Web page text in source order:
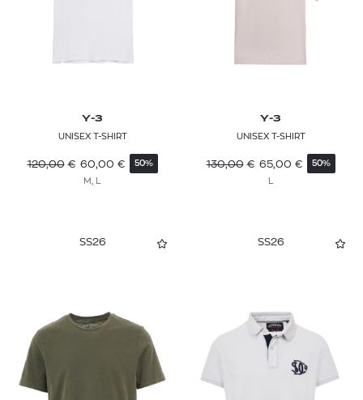
Y-3
UNISEX T-SHIRT
120,00 € 60,00 € 50%
M, L
Y-3
UNISEX T-SHIRT
130,00 € 65,00 € 50%
SS26 SS26